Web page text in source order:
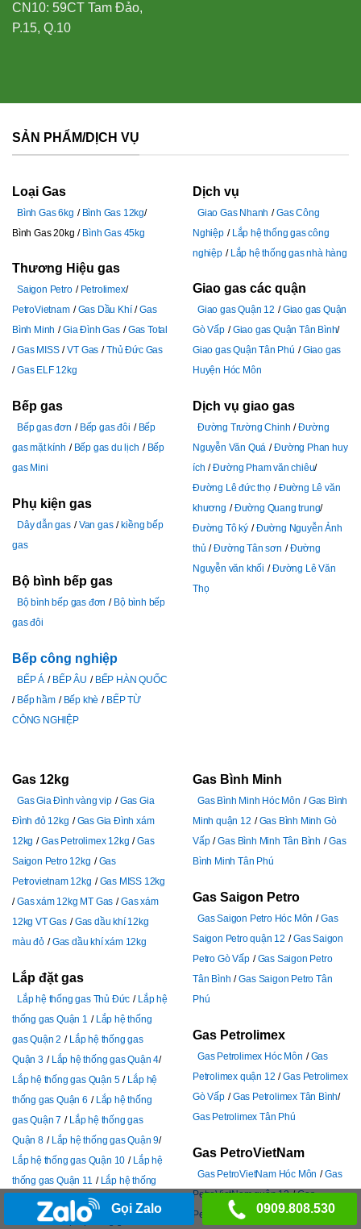
CN10: 59CT Tam Đảo,
P.15, Q.10
SẢN PHẨM/DỊCH VỤ
Loại Gas
Bình Gas 6kg
Bình Gas 12kg
Bình Gas 20kg
Bình Gas 45kg
Thương Hiệu gas
Saigon Petro
Petrolimex
PetroVietnam
Gas Dầu Khí
Gas
Bình Minh
Gia Đình Gas
Gas Total
Gas MISS
VT Gas
Thủ Đức Gas
Gas ELF 12kg
Bếp gas
Bếp gas đơn Bếp gas đôi
Bếp
gas mặt kính
Bếp gas du lịch
Bếp
gas Mini
Phụ kiện gas
Dây dẫn gas Van gas
kiềng bếp
gas
Bộ bình bếp gas
Bộ bình bếp gas đơn
Bộ bình bếp
gas đôi
Bếp công nghiệp
BẾP Á BẾP ÂU
BẾP HÀN QUỐC
Bếp hầm
Bếp khè
BẾP TỪ
CÔNG NGHIỆP
Dịch vụ
Giao Gas Nhanh
Gas Công
Nghiệp
Lắp hệ thống gas công
nghiệp
Lắp hệ thống gas nhà hàng
Giao gas các quận
Giao gas Quận 12
Giao gas Quận
Gò Vấp
Giao gas Quận Tân Bình
Giao gas Quận Tân Phú
Giao gas
Huyện Hóc Môn
Dịch vụ giao gas
Đường Trường Chinh
Đường
Nguyễn Văn Quá
Đường Phan huy
ích
Đường Pham văn chiêu
Đường Lê đức thọ
Đường Lê văn
khương
Đường Quang trung
Đường Tô ký
Đường Nguyễn Ảnh
thủ
Đường Tân sơn
Đường
Nguyễn văn khối
Đường Lê Văn
Thọ
Gas 12kg
Gas Gia Đình vàng vip
Gas Gia
Đình đỏ 12kg
Gas Gia Đình xám
12kg
Gas Petrolimex 12kg
Gas
Saigon Petro 12kg
Gas
Petrovietnam 12kg
Gas MISS 12kg
Gas xám 12kg MT Gas
Gas xám
12kg VT Gas
Gas dầu khí 12kg
màu đỏ
Gas dầu khí xám 12kg
Lắp đặt gas
Lắp hệ thống gas Thủ Đức
Lắp hệ
thống gas Quận 1
Lắp hệ thống
gas Quận 2
Lắp hệ thống gas
Quận 3
Lắp hệ thống gas Quận 4
Lắp hệ thống gas Quận 5
Lắp hệ
thống gas Quận 6
Lắp hệ thống
gas Quận 7
Lắp hệ thống gas
Quận 8
Lắp hệ thống gas Quận 9
Lắp hệ thống gas Quận 10
Lắp hệ
thống gas Quận 11
Lắp hệ thống
gas Quận 12
Lắp hệ thống gas
Bình Tân
Lắp hệ thống gas Bình
Gas Bình Minh
Gas Bình Minh Hóc Môn
Gas Bình
Minh quận 12
Gas Bình Minh Gò
Vấp
Gas Bình Minh Tân Bình
Gas
Bình Minh Tân Phú
Gas Saigon Petro
Gas Saigon Petro Hóc Môn
Gas
Saigon Petro quận 12
Gas Saigon
Petro Gò Vấp
Gas Saigon Petro
Tân Bình
Gas Saigon Petro Tân
Phú
Gas Petrolimex
Gas Petrolimex Hóc Môn
Gas
Petrolimex quận 12
Gas Petrolimex
Gò Vấp
Gas Petrolimex Tân Bình
Gas Petrolimex Tân Phú
Gas PetroVietNam
Gas PetroVietNam Hóc Môn
Gas
PetroVietNam quận 12
Gas
PetroVietNam Gò Vấp
Gas
Gọi Zalo 0909.808.530